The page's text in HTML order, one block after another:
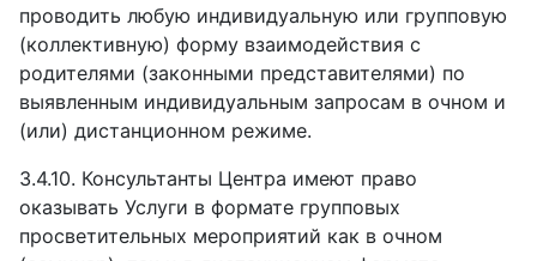
проводить любую индивидуальную или групповую
(коллективную) форму взаимодействия с
родителями (законными представителями) по
выявленным индивидуальным запросам в очном и
(или) дистанционном режиме.
3.4.10. Консультанты Центра имеют право
оказывать Услуги в формате групповых
просветительных мероприятий как в очном